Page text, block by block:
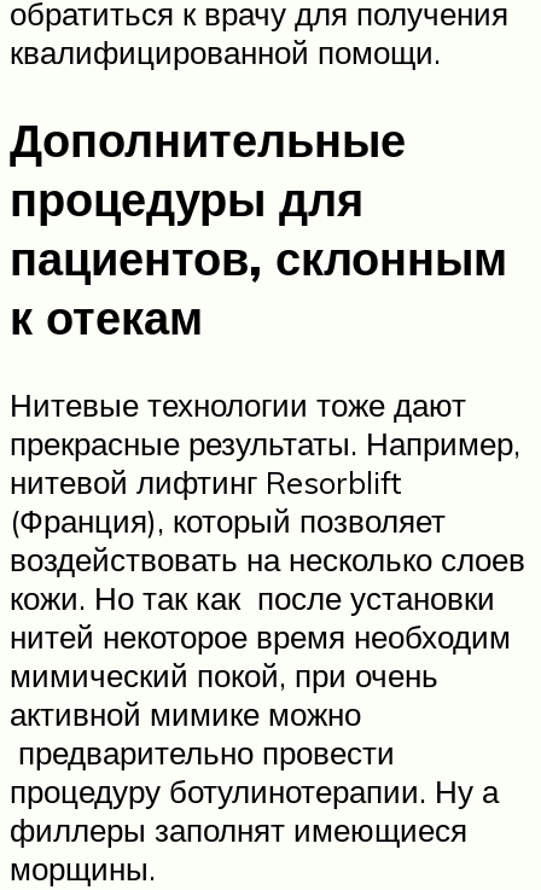
обратиться к врачу для получения
квалифицированной помощи.
Дополнительные
процедуры для
пациентов, склонным
к отекам
Нитевые технологии тоже дают
прекрасные результаты. Например,
нитевой лифтинг Resorblift
(Франция), который позволяет
воздействовать на несколько слоев
кожи. Но так как после установки
нитей некоторое время необходим
мимический покой, при очень
активной мимике можно
предварительно провести
процедуру ботулинотерапии. Ну а
филлеры заполнят имеющиеся
морщины.